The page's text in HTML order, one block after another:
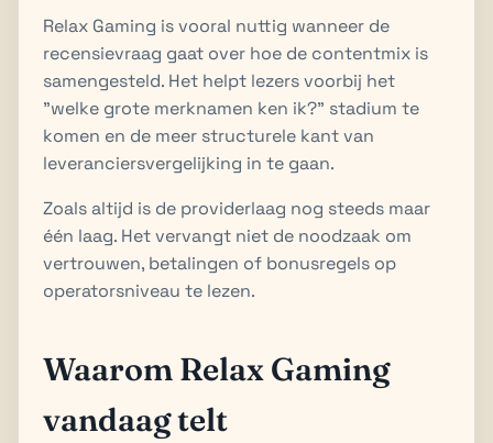
Relax Gaming is vooral nuttig wanneer de
recensievraag gaat over hoe de contentmix is
samengesteld. Het helpt lezers voorbij het
"welke grote merknamen ken ik?" stadium te
komen en de meer structurele kant van
leveranciersvergelijking in te gaan.
Zoals altijd is de providerlaag nog steeds maar
één laag. Het vervangt niet de noodzaak om
vertrouwen, betalingen of bonusregels op
operatorsniveau te lezen.
Waarom Relax Gaming
vandaag telt